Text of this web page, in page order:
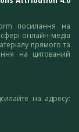
посилання на
сфері онлайн-медіа
прямого та
на цитований
на адресу: